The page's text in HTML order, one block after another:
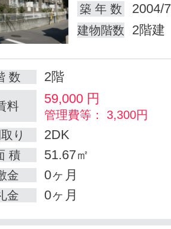
築 年 数
2004/
建物階数 2階建
数 2階
料 59,000 円
管理費等： 3,300円
り
2DK
積 51.67㎡
金 0ヶ月
金 0ヶ月